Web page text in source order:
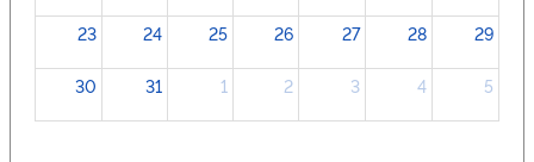
23 24 25 26 27 28 29
30 31 1 2 3 4 5